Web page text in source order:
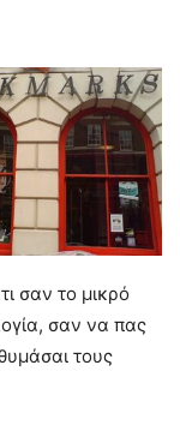
σαν το μικρό
σαν να πας
τους